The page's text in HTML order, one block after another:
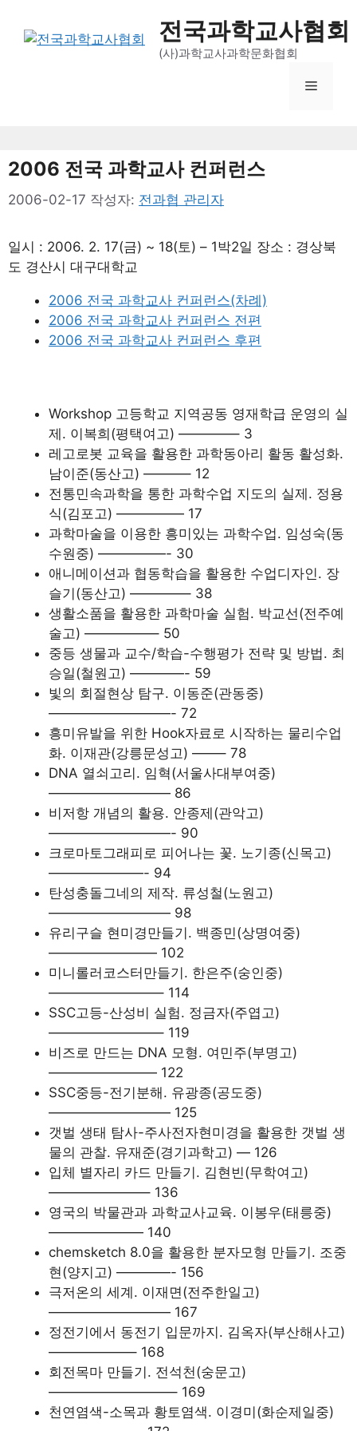
전국과학교사협회
(사)과학교사과학문화협회
메
2006 전국 과학교사 컨퍼런스
2006-02-17 작성자: 전과협 관리자
일시 : 2006. 2. 17(금) ~ 18(토) – 1박2일 장소 : 경상북
도 경산시 대구대학교
2006 전국 과학교사 컨퍼런스(차례)
2006 전국 과학교사 컨퍼런스 전편
2006 전국 과학교사 컨퍼런스 후편
Workshop 고등학교 지역공동 영재학급 운영의 실
제. 이복희(평택여고) ————– 3
레고로봇 교육을 활용한 과학동아리 활동 활성화.
남이준(동산고) ———– 12
전통민속과학을 통한 과학수업 지도의 실제. 정용
식(김포고) ————— 17
과학마술을 이용한 흥미있는 과학수업. 임성숙(동
수원중) —————- 30
애니메이션과 협동학습을 활용한 수업디자인. 장
슬기(동산고) ————– 38
생활소품을 활용한 과학마술 실험. 박교선(전주예
술고) —————– 50
중등 생물과 교수/학습-수행평가 전략 및 방법. 최
승일(철원고) ————- 59
빛의 회절현상 탐구. 이동준(관동중)
—————————- 72
흥미유발을 위한 Hook자료로 시작하는 물리수업
화. 이재관(강릉문성고) ——– 78
DNA 열쇠고리. 임혁(서울사대부여중)
————————— 86
비저항 개념의 활용. 안종제(관악고)
—————————- 90
크로마토그래피로 피어나는 꽃. 노기종(신목고)
———————- 94
탄성충돌그네의 제작. 류성철(노원고)
————————— 98
유리구슬 현미경만들기. 백종민(상명여중)
———————— 102
미니롤러코스터만들기. 한은주(숭인중)
————————– 114
SSC고등-산성비 실험. 정금자(주엽고)
————————– 119
비즈로 만드는 DNA 모형. 여민주(부명고)
———————— 122
SSC중등-전기분해. 유광종(공도중)
————————— 125
갯벌 생태 탐사-주사전자현미경을 활용한 갯벌 생
물의 관찰. 유재준(경기과학고) — 126
입체 별자리 카드 만들기. 김현빈(무학여고)
———————– 136
영국의 박물관과 과학교사교육. 이봉우(태릉중)
——————— 140
chemsketch 8.0을 활용한 분자모형 만들기. 조중
현(양지고) ————- 156
극저온의 세계. 이재면(전주한일고)
————————— 167
정전기에서 동전기 입문까지. 김옥자(부산해사고)
——————– 168
회전목마 만들기. 전석천(숭문고)
—————————– 169
천연염색-소목과 황토염색. 이경미(화순제일중)